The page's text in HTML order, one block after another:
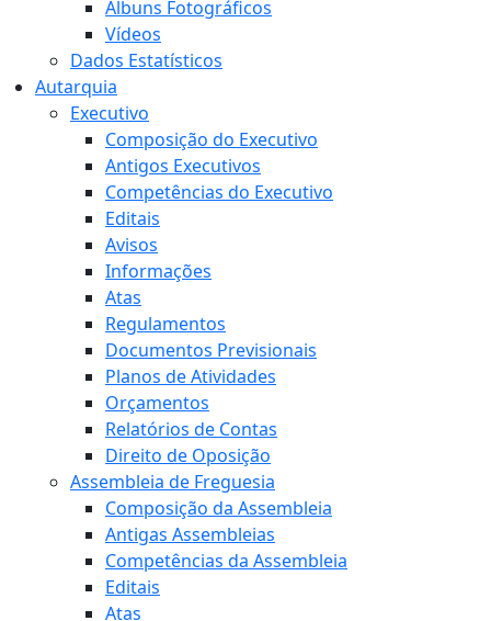
Álbuns Fotográficos
Vídeos
Dados Estatísticos
Autarquia
Executivo
Composição do Executivo
Antigos Executivos
Competências do Executivo
Editais
Avisos
Informações
Atas
Regulamentos
Documentos Previsionais
Planos de Atividades
Orçamentos
Relatórios de Contas
Direito de Oposição
Assembleia de Freguesia
Composição da Assembleia
Antigas Assembleias
Competências da Assembleia
Editais
Atas